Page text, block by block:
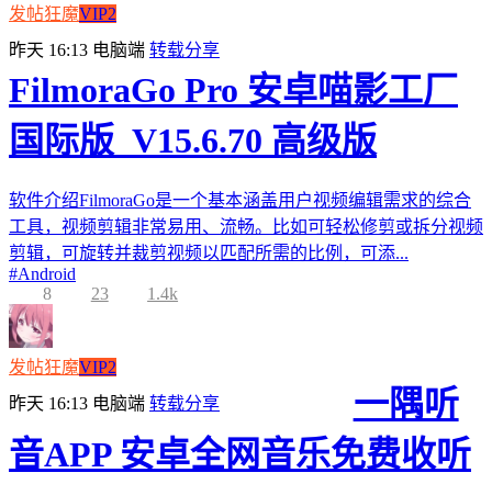
发帖狂魔VIP2
昨天 16:13 电脑端 转载分享
FilmoraGo Pro 安卓喵影工厂
国际版_V15.6.70 高级版
软件介绍FilmoraGo是一个基本涵盖用户视频编辑需求的综合
工具，视频剪辑非常易用、流畅。比如可轻松修剪或拆分视频
剪辑，可旋转并裁剪视频以匹配所需的比例，可添...
#Android
8
23 1.4k
发帖狂魔VIP2
昨天 16:13 电脑端 转载分享
一隅听
音APP 安卓全网音乐免费收听